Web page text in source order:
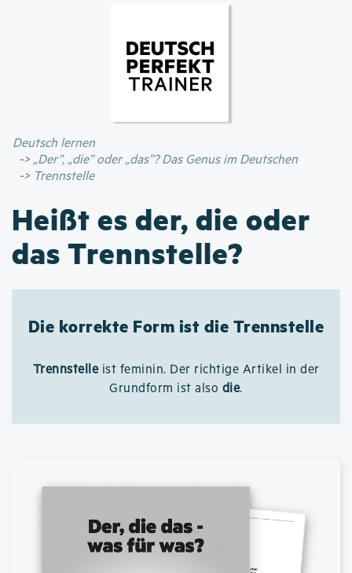
Inhalt
Deutsch lernen
„Der”, „die” oder „das”? Das Genus im Deutschen
Trennstelle
Heißt es der, die oder
das Trennstelle?
Die korrekte Form ist die Trennstelle
Trennstelleist feminin. Der richtige Artikel in der
Grundform ist also die.